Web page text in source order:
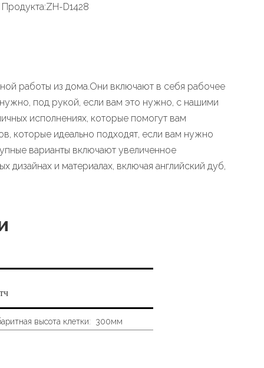
ZH-D1428
работы из дома.Они включают в себя рабочее
под рукой, если вам это нужно, с нашими
исполнениях, которые помогут вам
которые идеально подходят, если вам нужно
варианты включают увеличенное
дизайнах и материалах, включая английский дуб,
высота клетки: 300мм